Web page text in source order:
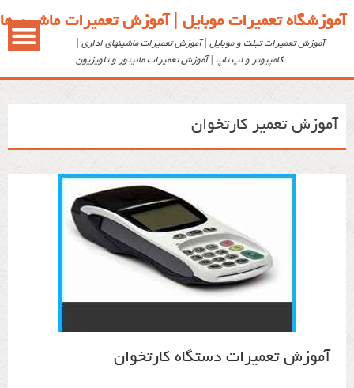
آموزشگاه تعمیرات موبایل | آموزش تعمیرات ماشین
آموزش تعمیرات تبلت و موبایل | آموزش تعمیرات ماشینهای اداری |
کامپیوتر و لپ تاپ | آموزش تعمیرات مانیتور و تلویزیون
آموزش تعمیر کارتخوان
آموزش تعمیرات دستگاه کارتخوان